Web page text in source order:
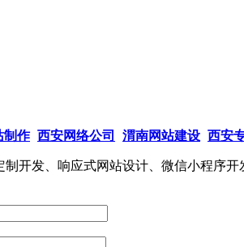
制作 西安网络公司 渭南网站建设 西安
开发、响应式网站设计、微信小程序开